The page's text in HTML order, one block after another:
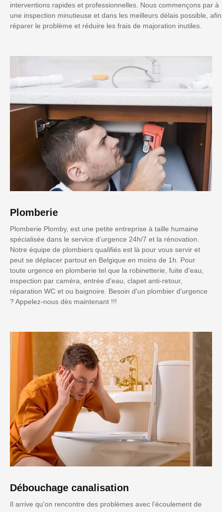
interventions rapides et professionnelles. Nous commençons par à
une inspection minutieuse et dans les meilleurs délais possible, afin
réparer le problème et réduire les frais de majoration inutiles.
Plomberie
Plomberie Plomby, est une petite entreprise à taille humaine
spécialisée dans le service d’urgence 24h/7 et la rénovation.
Notre équipe de plombiers qualifiés est là pour vous servir et
peut se déplacer partout en Belgique en moins de 1h. Pour
toute urgence en plomberie tel que la robinetterie, fuite d'eau,
inspection par caméra, entrée d'eau, clapet anti-retour,
réparation WC et ou baignoire. Besoin d'un plombier d'urgence
? Appelez-nous dès maintenant !!!
Débouchage canalisation
Il arrive qu'on rencontre des problèmes avec l’écoulement de